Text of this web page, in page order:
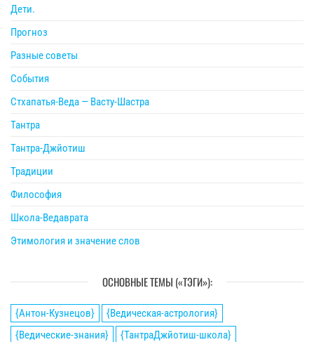
Дети.
Прогноз
Разные советы
События
Стхапатья-Веда — Васту-Шастра
Тантра
Тантра-Джйотиш
Традиции
Философия
Школа-Ведаврата
Этимология и значение слов
ОСНОВНЫЕ ТЕМЫ («ТЭГИ»):
{Антон-Кузнецов}
{Ведическая-астрология}
{Ведические-знания}
{ТантраДжйотиш-школа}